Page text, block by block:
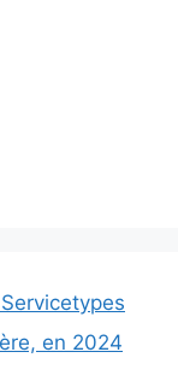
en 2024